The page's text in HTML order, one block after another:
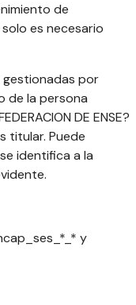
de
es necesario
por
de la persona
DE ENSE?
titular. Puede
identifica a la
y